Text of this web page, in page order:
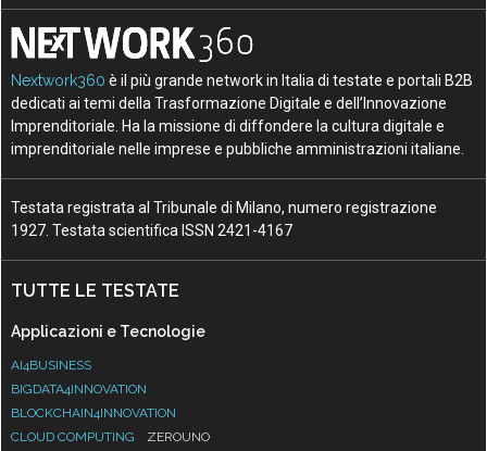
Nextwork360 è il più grande network in Italia di testate e portali B2B
dedicati ai temi della Trasformazione Digitale e dell’Innovazione
Imprenditoriale. Ha la missione di diffondere la cultura digitale e
imprenditoriale nelle imprese e pubbliche amministrazioni italiane.
Testata registrata al Tribunale di Milano, numero registrazione
1927. Testata scientifica ISSN 2421-4167
TUTTE LE TESTATE
Applicazioni e Tecnologie
AI4BUSINESS
BIGDATA4INNOVATION
BLOCKCHAIN4INNOVATION
CLOUD COMPUTING
ZEROUNO